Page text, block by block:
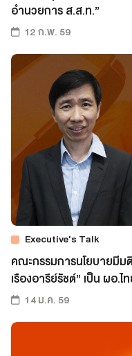
อำนวยการ ส.ส.ท.”
12 ก.พ. 59
Executive's Talk
คณะกรรมการนโยบายมีม
เรืองอารีย์รัชต์” เป็น ผอ.ไ
14 ม.ค. 59